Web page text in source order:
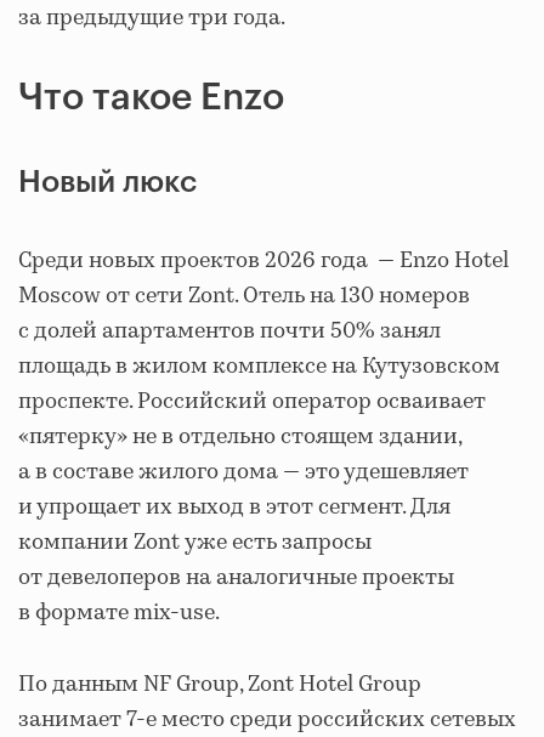
за предыдущие три года.
Что такое Enzo
Новый люкс
Среди новых проектов 2026 года — Enzo Hotel
Moscow от сети Zont. Отель на 130 номеров
с долей апартаментов почти 50% занял
площадь в жилом комплексе на Кутузовском
проспекте. Российский оператор осваивает
«пятерку» не в отдельно стоящем здании,
а в составе жилого дома — это удешевляет
и упрощает их выход в этот сегмент. Для
компании Zont уже есть запросы
от девелоперов на аналогичные проекты
в формате mix-use.
По данным NF Group, Zont Hotel Group
занимает 7-е место среди российских сетевых